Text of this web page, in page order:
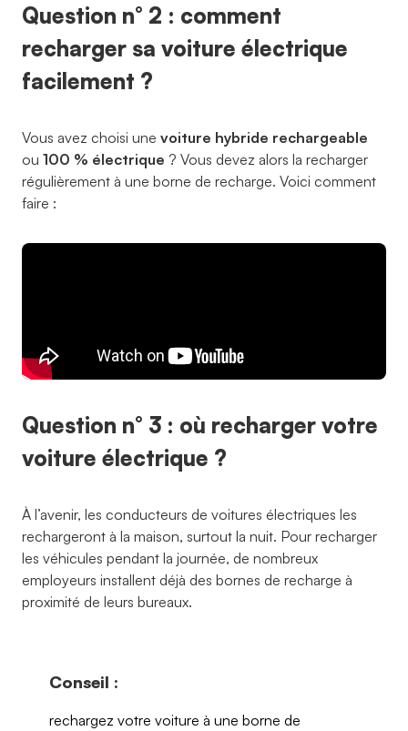
Question n° 2 : comment
recharger sa voiture électrique
facilement ?
Vous avez choisi une voiture hybride rechargeable
ou 100 % électrique ? Vous devez alors la recharger
régulièrement à une borne de recharge. Voici comment
faire :
Question n° 3 : où recharger votre
voiture électrique ?
À l’avenir, les conducteurs de voitures électriques les
rechargeront à la maison, surtout la nuit. Pour recharger
les véhicules pendant la journée, de nombreux
employeurs installent déjà des bornes de recharge à
proximité de leurs bureaux.
Conseil :
rechargez votre voiture à une borne de